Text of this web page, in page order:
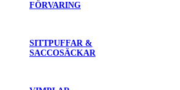
FÖRVARING
SITTPUFFAR &
SACCOSÄCKAR